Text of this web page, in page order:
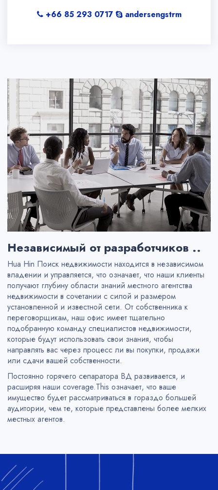
+66 85 293 0717
andersengstrm
Независимый от разработчиков ..
Hua Hin Поиск недвижимости находится в независимом
владении и управляется, что означает, что наши клиенты
получают глубину области знаний местного агентства
недвижимости в сочетании с силой и размером
установленной и известной сети. От собственника к
переговорщикам, наш офис имеет тщательно
подобранную команду специалистов недвижимости,
которые будут использовать свои знания, чтобы
направлять вас через процесс ли вы покупки, продажи
или сдачи вашей собственности.
Постоянно горячего сепаратора ВД развивается, и
расширяя наши coverage.This означает, что ваше
имущество будет рассматриваться в гораздо большей
аудитории, чем те, которые представлены более мелких
местных агентов.